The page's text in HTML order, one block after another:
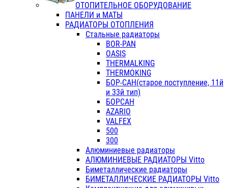
ОТОПИТЕЛЬНОЕ ОБОРУДОВАНИЕ
ПАНЕЛИ и МАТЫ
РАДИАТОРЫ ОТОПЛЕНИЯ
Стальные радиаторы
BOR-PAN
OASIS
THERMALKING
THERMOKING
БОР-САН(старое поступление, 11й
и 33й тип)
БОРСАН
AZARIO
VALFEX
500
300
Алюминиевые радиаторы
АЛЮМИНИЕВЫЕ РАДИАТОРЫ Vitto
Биметаллические радиаторы
БИМЕТАЛЛИЧЕСКИЕ РАДИАТОРЫ Vitto